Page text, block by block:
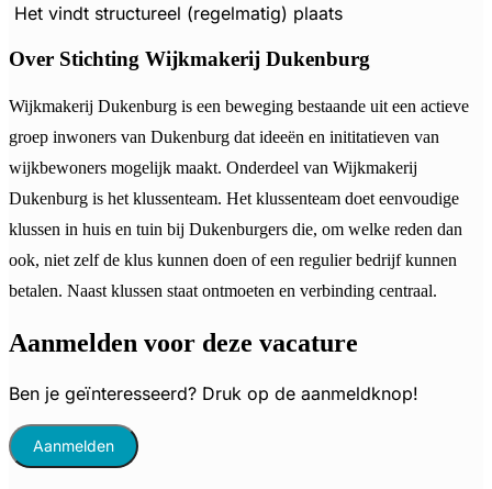
Het vindt structureel (regelmatig) plaats
Over Stichting Wijkmakerij Dukenburg
Wijkmakerij Dukenburg is een beweging bestaande uit een actieve
groep inwoners van Dukenburg dat ideeën en inititatieven van
wijkbewoners mogelijk maakt. Onderdeel van Wijkmakerij
Dukenburg is het klussenteam. Het klussenteam doet eenvoudige
klussen in huis en tuin bij Dukenburgers die, om welke reden dan
ook, niet zelf de klus kunnen doen of een regulier bedrijf kunnen
betalen. Naast klussen staat ontmoeten en verbinding centraal.
Aanmelden voor deze vacature
Ben je geïnteresseerd? Druk op de aanmeldknop!
Aanmelden